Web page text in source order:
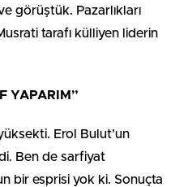
görüştük. Pazarlıkları
tarafı külliyen liderin
YAPARIM”
Erol Bulut’un
Ben de sarfiyat
bir esprisi yok ki. Sonuçta